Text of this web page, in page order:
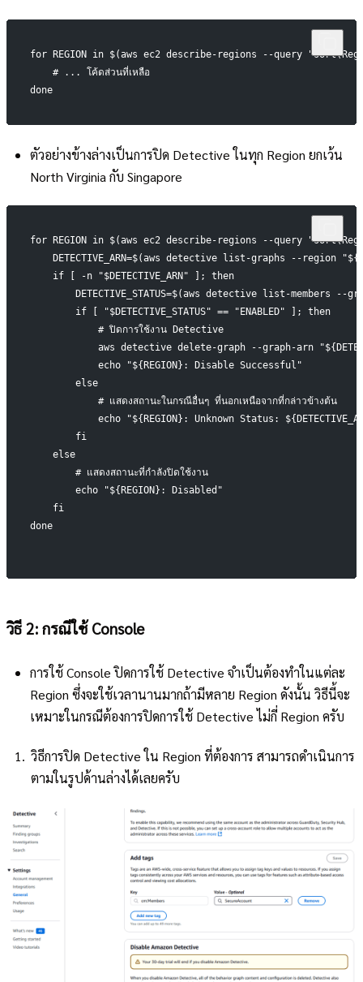
for REGION in $(aws ec2 describe-regions --query
    # ... โค้ดส่วนที่เหลือ
done
ตัวอย่างข้างล่างเป็นการปิด Detective ในทุก Region ยกเว้น
North Virginia กับ Singapore
for REGION in $(aws ec2 describe-regions --query
DETECTIVE_ARN=$(aws detective list-graphs --region
    if [ -n "$DETECTIVE_ARN" ]; then
DETECTIVE_STATUS=$(aws detective list-members --
        if [ "$DETECTIVE_STATUS" == "ENABLED" ]; then
            # ปิดการใช้งาน Detective
aws detective delete-graph --graph-arn
            echo "${REGION}: Disable Successful"
        else
            # แสดงสถานะในกรณีอื่นๆ ที่นอกเหนือจากที่กล่าวข้างต้น
echo "${REGION}: Unknown Status:
        fi
    else
        # แสดงสถานะที่กำลังปิดใช้งาน
        echo "${REGION}: Disabled"
    fi
done
วิธี 2: กรณีใช้ Console
การใช้ Console ปิดการใช้ Detective จำเป็นต้องทำในแต่ละ
Region ซึ่งจะใช้เวลานานมากถ้ามีหลาย Region ดังนั้น วิธีนี้จะ
เหมาะในกรณีต้องการปิดการใช้ Detective ไม่กี่ Region ครับ
วิธีการปิด Detective ใน Region ที่ต้องการ สามารถดำเนินการ
ตามในรูปด้านล่างได้เลยครับ